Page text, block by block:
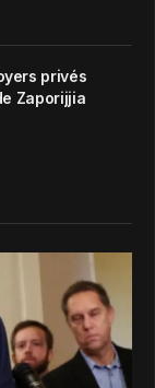
privés
Zaporijjia